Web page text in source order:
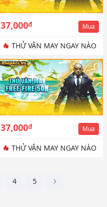
37,000đ Mua
THỬ VẬN MAY NGAY NÀO
37,000đ Mua
THỬ VẬN MAY NGAY NÀO
4 5